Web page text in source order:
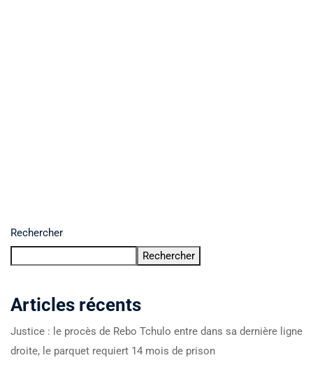
Rechercher
Rechercher
Articles récents
Justice : le procès de Rebo Tchulo entre dans sa dernière ligne
droite, le parquet requiert 14 mois de prison